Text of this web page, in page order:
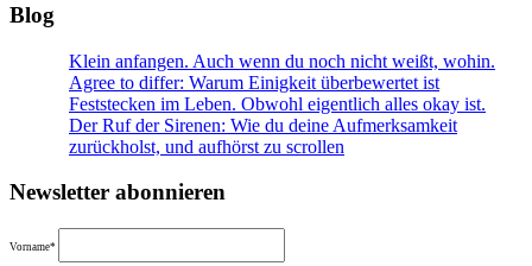
Blog
Klein anfangen. Auch wenn du noch nicht weißt, wohin.
Agree to differ: Warum Einigkeit überbewertet ist
Feststecken im Leben. Obwohl eigentlich alles okay ist.
Der Ruf der Sirenen: Wie du deine Aufmerksamkeit
zurückholst, und aufhörst zu scrollen
Newsletter abonnieren
Vorname*